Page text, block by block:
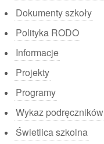
Dokumenty szkoły
Polityka RODO
Informacje
Projekty
Programy
Wykaz podręczników
Świetlica szkolna